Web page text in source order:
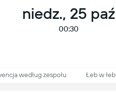
niedz., 25 paź
00:30
według zespołu Łeb w łeb